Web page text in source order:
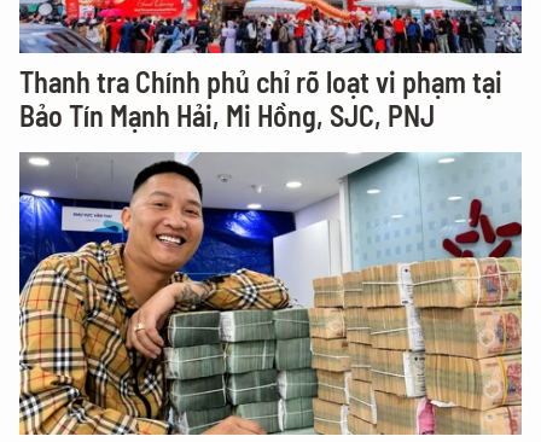
Thanh tra Chính phủ chỉ rõ loạt vi phạm tại
Bảo Tín Mạnh Hải, Mi Hồng, SJC, PNJ